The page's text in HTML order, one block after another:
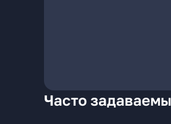
Часто